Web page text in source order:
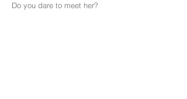
Do you dare to meet her?